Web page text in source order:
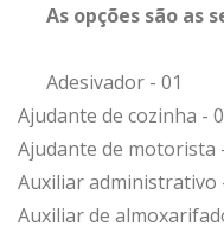
As opções são as
Adesivador - 01
Ajudante de cozinha -
Ajudante de motorista
Auxiliar administrativo
Auxiliar de